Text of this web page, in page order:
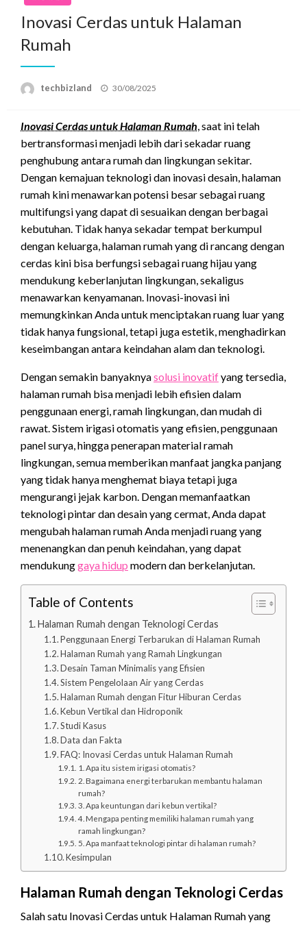
Inovasi Cerdas untuk Halaman
Rumah
techbizland
Posted
30/08/2025
Inovasi Cerdas untuk Halaman Rumah , saat ini telah
bertransformasi menjadi lebih dari sekadar ruang
penghubung antara rumah dan lingkungan sekitar.
Dengan kemajuan teknologi dan inovasi desain, halaman
rumah kini menawarkan potensi besar sebagai ruang
multifungsi yang dapat di sesuaikan dengan berbagai
kebutuhan. Tidak hanya sekadar tempat berkumpul
dengan keluarga, halaman rumah yang di rancang dengan
cerdas kini bisa berfungsi sebagai ruang hijau yang
mendukung keberlanjutan lingkungan, sekaligus
menawarkan kenyamanan. Inovasi-inovasi ini
memungkinkan Anda untuk menciptakan ruang luar yang
tidak hanya fungsional, tetapi juga estetik, menghadirkan
keseimbangan antara keindahan alam dan teknologi.
Dengan semakin banyaknyasolusi inovatifyang tersedia,
halaman rumah bisa menjadi lebih efisien dalam
penggunaan energi, ramah lingkungan, dan mudah di
rawat. Sistem irigasi otomatis yang efisien, penggunaan
panel surya, hingga penerapan material ramah
lingkungan, semua memberikan manfaat jangka panjang
yang tidak hanya menghemat biaya tetapi juga
mengurangi jejak karbon. Dengan memanfaatkan
teknologi pintar dan desain yang cermat, Anda dapat
mengubah halaman rumah Anda menjadi ruang yang
menenangkan dan penuh keindahan, yang dapat
mendukunggaya hidup modern dan berkelanjutan.
Table of Contents
Halaman Rumah dengan Teknologi Cerdas
Penggunaan Energi Terbarukan di Halaman Rumah
Halaman Rumah yang Ramah Lingkungan
Desain Taman Minimalis yang Efisien
Sistem Pengelolaan Air yang Cerdas
Halaman Rumah dengan Fitur Hiburan Cerdas
Kebun Vertikal dan Hidroponik
Studi Kasus
Data dan Fakta
FAQ: Inovasi Cerdas untuk Halaman Rumah
1. Apa itu sistem irigasi otomatis?
2. Bagaimana energi terbarukan membantu halaman
rumah?
3. Apa keuntungan dari kebun vertikal?
4. Mengapa penting memiliki halaman rumah yang
ramah lingkungan?
5. Apa manfaat teknologi pintar di halaman rumah?
Kesimpulan
Halaman Rumah dengan Teknologi Cerdas
Salah satu Inovasi Cerdas untuk Halaman Rumah yang